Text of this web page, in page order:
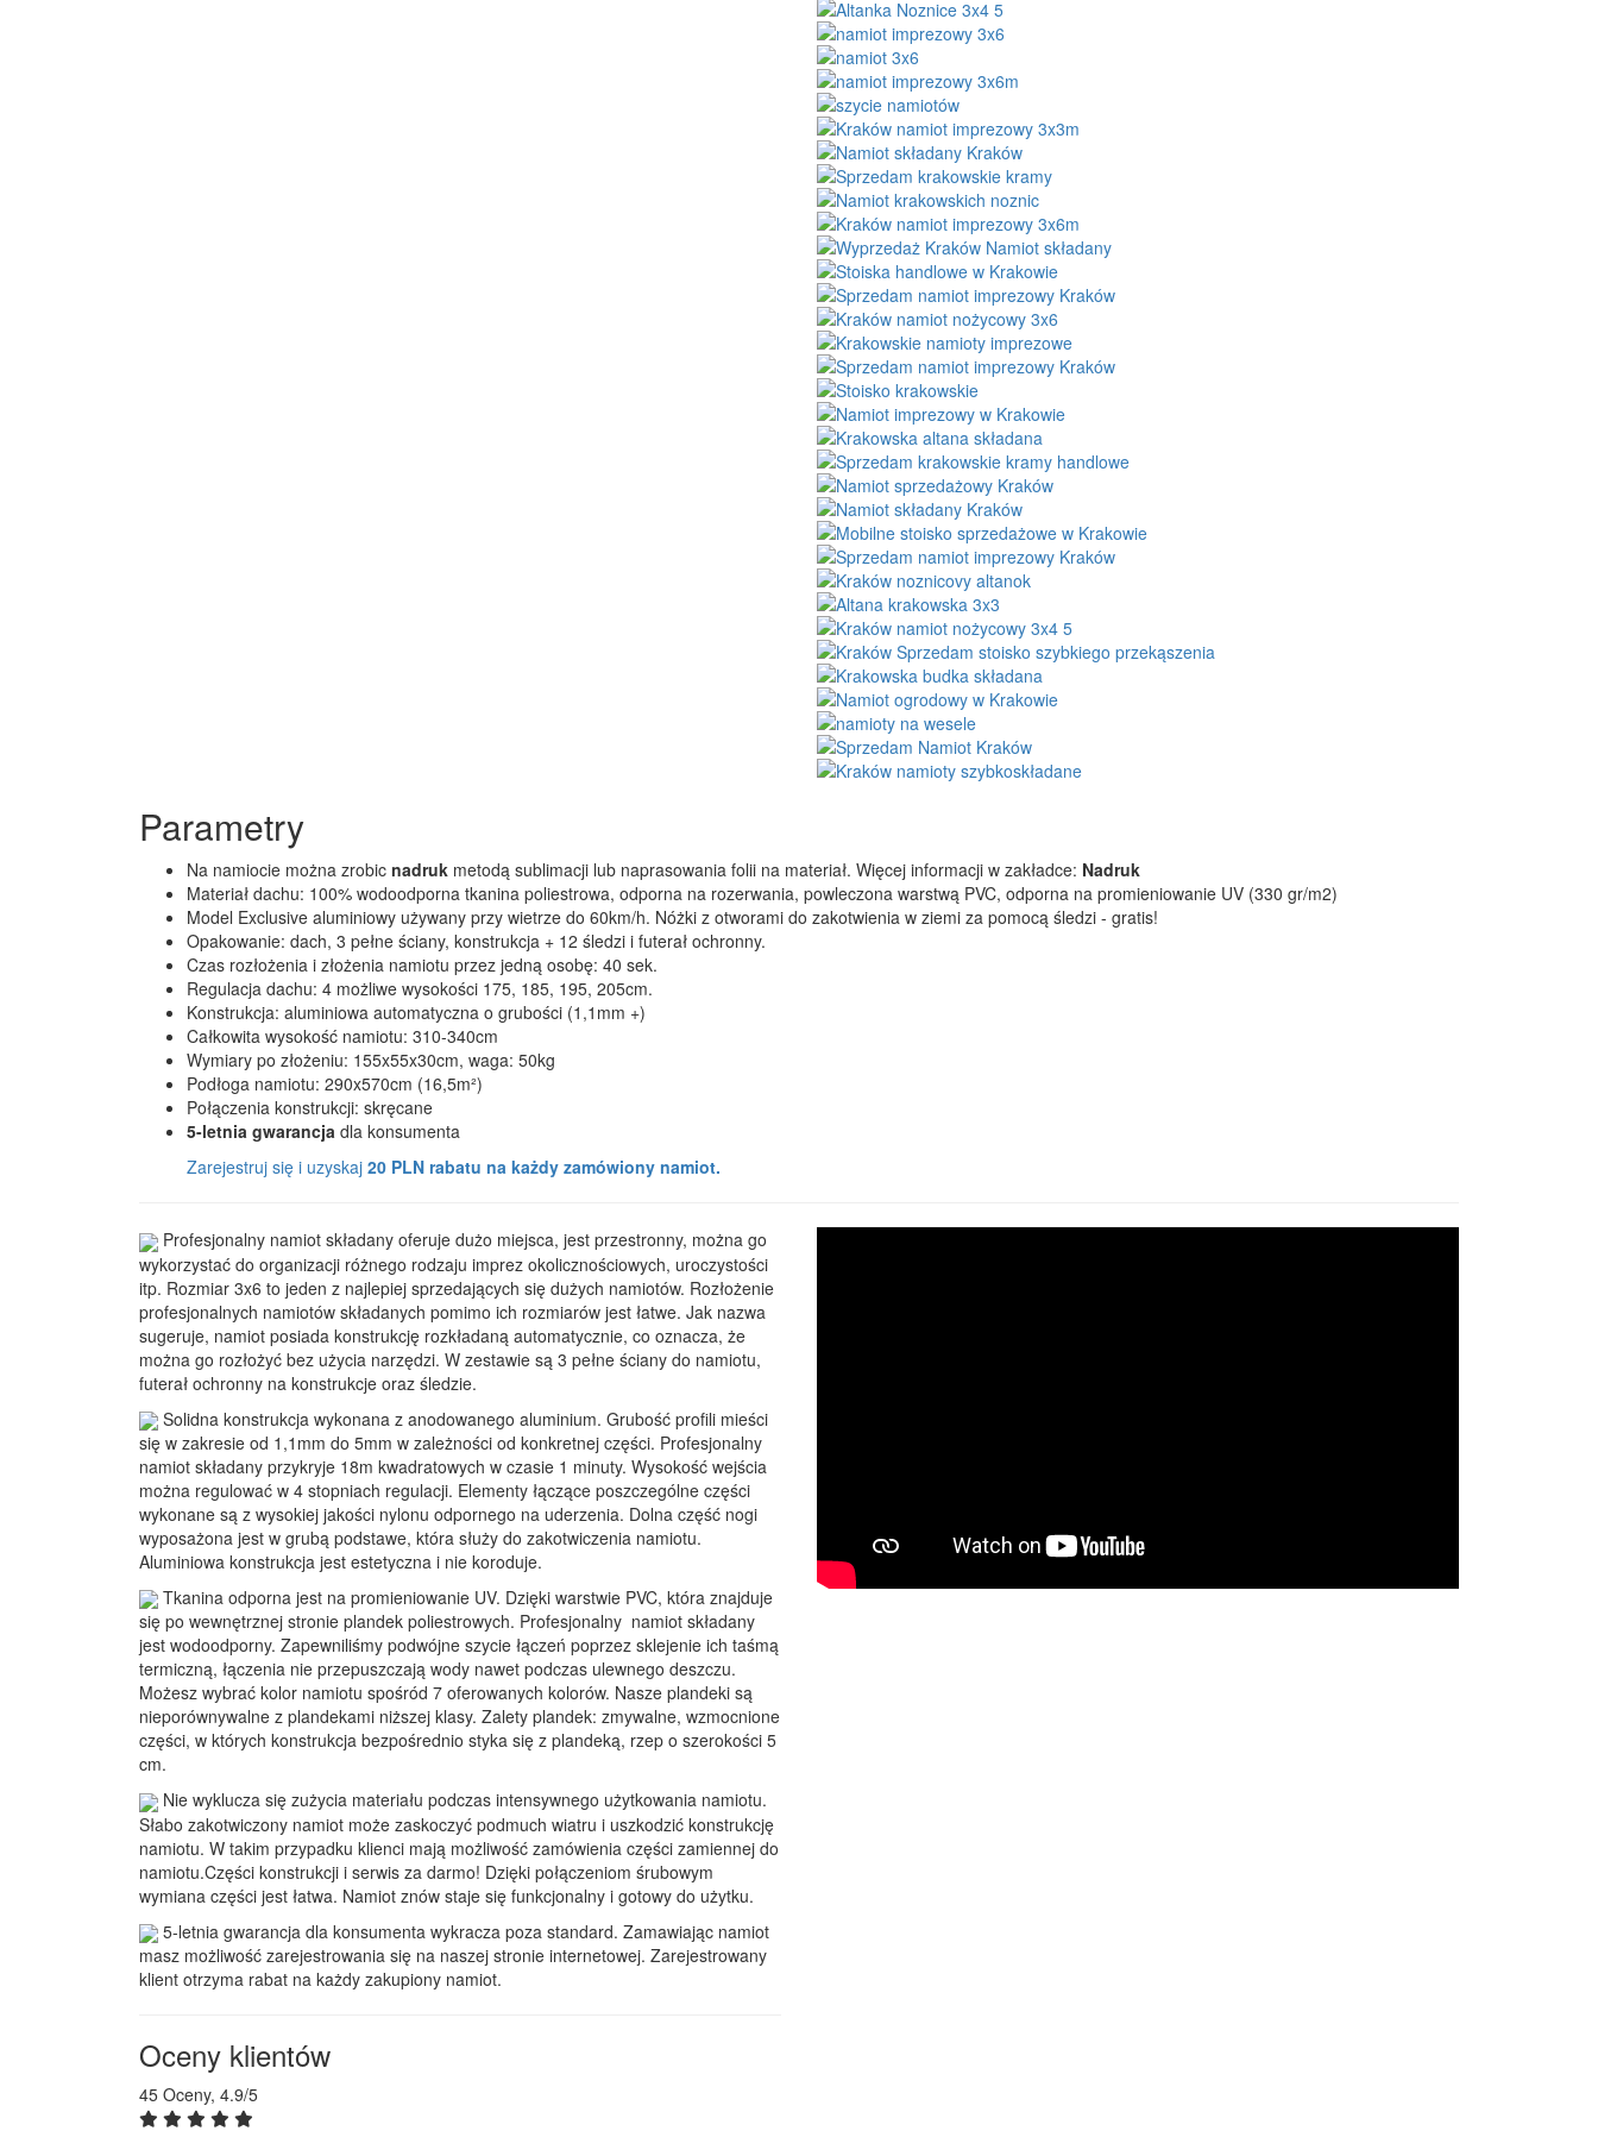
Parametry
Na namiocie można zrobic nadruk metodą sublimacji lub naprasowania folii na materiał. Więcej informacji w zakładce: Nadruk
Materiał dachu: 100% wodoodporna tkanina poliestrowa, odporna na rozerwania, powleczona warstwą PVC, odporna na promieniowanie UV (330 gr/m2)
Model Exclusive aluminiowy używany przy wietrze do 60km/h. Nóżki z otworami do zakotwienia w ziemi za pomocą śledzi - gratis!
Opakowanie: dach, 3 pełne ściany, konstrukcja + 12 śledzi i futerał ochronny.
Czas rozłożenia i złożenia namiotu przez jedną osobę: 40 sek.
Regulacja dachu: 4 możliwe wysokości 175, 185, 195, 205cm.
Konstrukcja: aluminiowa automatyczna o grubości (1,1mm +)
Całkowita wysokość namiotu: 310-340cm
Wymiary po złożeniu: 155x55x30cm, waga: 50kg
Podłoga namiotu: 290x570cm (16,5m²)
Połączenia konstrukcji: skręcane
5-letnia gwarancja dla konsumenta
Zarejestruj się i uzyskaj 20 PLN rabatu na każdy zamówiony namiot.
Profesjonalny namiot składany oferuje dużo miejsca, jest przestronny, można go
wykorzystać do organizacji różnego rodzaju imprez okolicznościowych, uroczystości
itp. Rozmiar 3x6 to jeden z najlepiej sprzedających się dużych namiotów. Rozłożenie
profesjonalnych namiotów składanych pomimo ich rozmiarów jest łatwe. Jak nazwa
sugeruje, namiot posiada konstrukcję rozkładaną automatycznie, co oznacza, że ​​
można go rozłożyć bez użycia narzędzi. W zestawie są 3 pełne ściany do namiotu,
futerał ochronny na konstrukcje oraz śledzie.
Solidna konstrukcja wykonana z anodowanego aluminium. Grubość profili mieści
się w zakresie od 1,1mm do 5mm w zależności od konkretnej części. Profesjonalny
namiot składany przykryje 18m kwadratowych w czasie 1 minuty. Wysokość wejścia
można regulować w 4 stopniach regulacji. Elementy łączące poszczególne części
wykonane są z wysokiej jakości nylonu odpornego na uderzenia. Dolna część nogi
wyposażona jest w grubą podstawe, która służy do zakotwiczenia namiotu.
Aluminiowa konstrukcja jest estetyczna i nie koroduje.
Tkanina odporna jest na promieniowanie UV. Dzięki warstwie PVC, która znajduje
się po wewnętrznej stronie plandek poliestrowych. Profesjonalny namiot składany
jest wodoodporny. Zapewniliśmy podwójne szycie łączeń poprzez sklejenie ich taśmą
termiczną, łączenia nie przepuszczają wody nawet podczas ulewnego deszczu.
Możesz wybrać kolor namiotu spośród 7 oferowanych kolorów. Nasze plandeki są
nieporównywalne z plandekami niższej klasy. Zalety plandek: zmywalne, wzmocnione
części, w których konstrukcja bezpośrednio styka się z plandeką, rzep o szerokości 5
cm.
Nie wyklucza się zużycia materiału podczas intensywnego użytkowania namiotu.
Słabo zakotwiczony namiot może zaskoczyć podmuch wiatru i uszkodzić konstrukcję
namiotu. W takim przypadku klienci mają możliwość zamówienia części zamiennej do
namiotu.Części konstrukcji i serwis za darmo! Dzięki połączeniom śrubowym
wymiana części jest łatwa. Namiot znów staje się funkcjonalny i gotowy do użytku.
5-letnia gwarancja dla konsumenta wykracza poza standard. Zamawiając namiot
masz możliwość zarejestrowania się na naszej stronie internetowej. Zarejestrowany
klient otrzyma rabat na każdy zakupiony namiot.
Oceny klientów
45 Oceny, 4.9/5